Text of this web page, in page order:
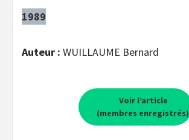
1989
Auteur : WUILLAUME Bernard
Voir l’article
(membres enregistrés)